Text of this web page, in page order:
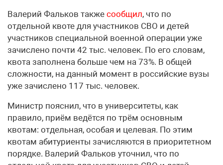
Валерий Фальков также сообщил, что по
отдельной квоте для участников СВО и детей
участников специальной военной операции уже
зачислено почти 42 тыс. человек. По его словам,
квота заполнена больше чем на 73%. В общей
сложности, на данный момент в российские вузы
уже зачислено 117 тыс. человек.
Министр пояснил, что в университеты, как
правило, приём ведётся по трём основным
квотам: отдельная, особая и целевая. По этим
квотам абитуриенты зачисляются в приоритетном
порядке. Валерий Фальков уточнил, что по